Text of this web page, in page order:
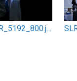
SLR_5192_800.jpg